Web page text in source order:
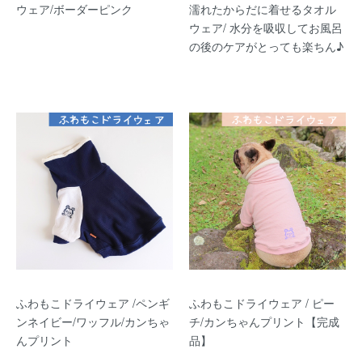
ウェア/ボーダーピンク
濡れたからだに着せるタオル
ウェア/ 水分を吸収してお風呂
の後のケアがとっても楽ちん♪
ふわもこドライウェア /ペンギ
ンネイビー/ワッフル/カンちゃ
んプリント
ふわもこドライウェア / ピー
チ/カンちゃんプリント【完成
品】